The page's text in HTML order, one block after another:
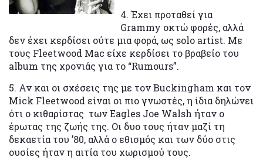
4. Έχει προταθεί για
Grammy οκτώ φορές, αλλά
δεν έχει κερδίσει ούτε μια φορά, ως solo artist. Με
τους Fleetwood Mac είχε κερδίσει το βραβείο του
album της χρονιάς για το “Rumours”.
5. Αν και οι σχέσεις της με τον Buckingham και τον
Mick Fleetwood είναι οι πιο γνωστές, η ίδια δηλώνει
ότι ο κιθαρίστας των Eagles Joe Walsh ήταν ο
έρωτας της ζωής της. Οι δυο τους ήταν μαζί τη
δεκαετία του ’80, αλλά ο εθισμός και των δύο στις
ουσίες ήταν η αιτία του χωρισμού τους.